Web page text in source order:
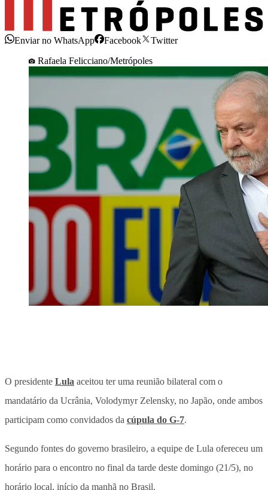
Enviar no WhatsApp Facebook
Twitter
Rafaela Felicciano/Metrópoles
O presidente Lula aceitou ter uma reunião bilateral com o
mandatário da Ucrânia, Volodymyr Zelensky, no Japão, onde ambos
participam como convidados da cúpula do G-7.
Segundo fontes do governo brasileiro, a equipe de Lula ofereceu um
horário para o encontro no final da tarde deste domingo (21/5), no
horário local, início da manhã no Brasil.